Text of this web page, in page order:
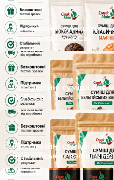
Професійні суміші для
морозива HoReCa
Професійні суміші для
HoReCa
Професійні суміші для
бельгійських вафель